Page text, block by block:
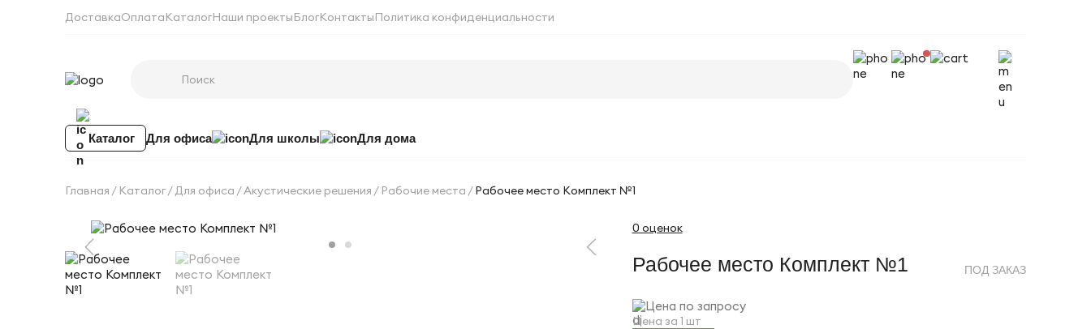
ДоставкаОплатаКаталогНаши проектыБлогКонтактыПолитика конфиденциальности
Каталог Для офиса Для школы Для дома
Главная Каталог Для офиса Акустические решения Рабочие места Рабочее место Комплект №1
0 оценок
Рабочее место Комплект №1 ПОД ЗАКАЗ
Цена по запросу
Цена за 1 шт